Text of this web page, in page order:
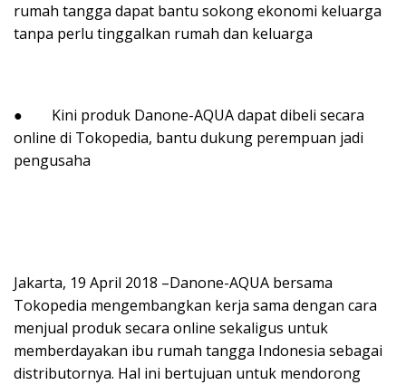
rumah tangga dapat bantu sokong ekonomi keluarga
tanpa perlu tinggalkan rumah dan keluarga
● Kini produk Danone-AQUA dapat dibeli secara
online di Tokopedia, bantu dukung perempuan jadi
pengusaha
Jakarta, 19 April 2018 –Danone-AQUA bersama
Tokopedia mengembangkan kerja sama dengan cara
menjual produk secara online sekaligus untuk
memberdayakan ibu rumah tangga Indonesia sebagai
distributornya. Hal ini bertujuan untuk mendorong